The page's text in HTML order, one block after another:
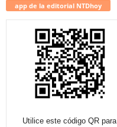
app de la editorial NTDhoy
Utilice este código QR para